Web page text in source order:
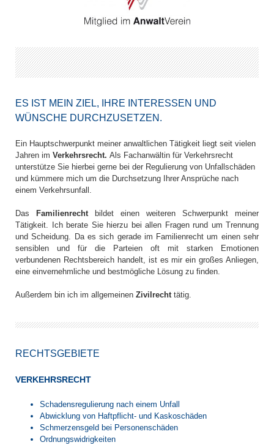
ES IST MEIN ZIEL, IHRE INTERESSEN UND
WÜNSCHE DURCHZUSETZEN.
Ein Hauptschwerpunkt meiner anwaltlichen Tätigkeit liegt seit vielen
Jahren im Verkehrsrecht. Als Fachanwältin für Verkehrsrecht
unterstütze Sie hierbei gerne bei der Regulierung von Unfallschäden
und kümmere mich um die Durchsetzung Ihrer Ansprüche nach
einem Verkehrsunfall.
Das Familienrechtbildet einen weiteren Schwerpunkt meiner
Tätigkeit. Ich berate Sie hierzu bei allen Fragen rund um Trennung
und Scheidung. Da es sich gerade im Familienrecht um einen sehr
sensiblen und für die Parteien oft mit starken Emotionen
verbundenen Rechtsbereich handelt, ist es mir ein großes Anliegen,
eine einvernehmliche und bestmögliche Lösung zu finden.
Außerdem bin ich im allgemeinen Zivilrecht tätig.
RECHTSGEBIETE
VERKEHRSRECHT
Schadensregulierung nach einem Unfall
Abwicklung von Haftpflicht- und Kaskoschäden
Schmerzensgeld bei Personenschäden
Ordnungswidrigkeiten